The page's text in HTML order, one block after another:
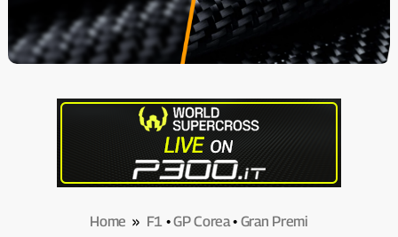
Home » F1•GP Corea• Gran Premi